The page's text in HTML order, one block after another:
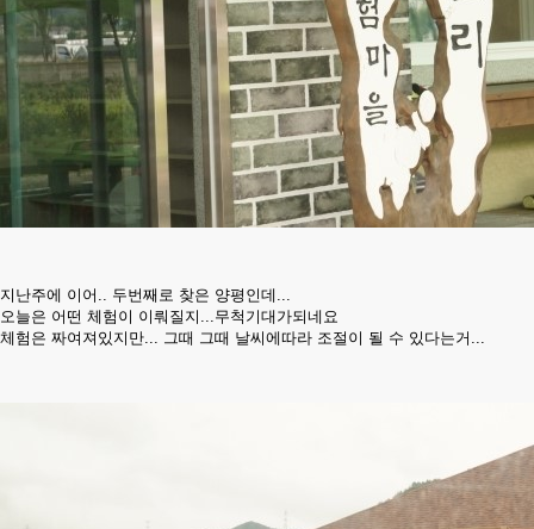
지난주에 이어.. 두번째로 찾은 양평인데...
오늘은 어떤 체험이 이뤄질지...무척기대가되네요
체험은 짜여져있지만... 그때 그때 날씨에따라 조절이 될 수 있다는거...